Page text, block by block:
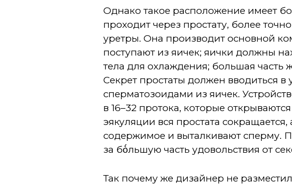
Однако такое расположение имеет
проходит через простату, более
уретры. Она производит основной
поступают из яичек; яички должны
тела для охлаждения; большая
Секрет простаты должен вводиться
сперматозоидами из яичек.
в 16–32 протока, которые
эякуляции вся простата
содержимое и выталкивают сперму.
за бò́льшую часть удовольствия от
Так почему же дизайнер не